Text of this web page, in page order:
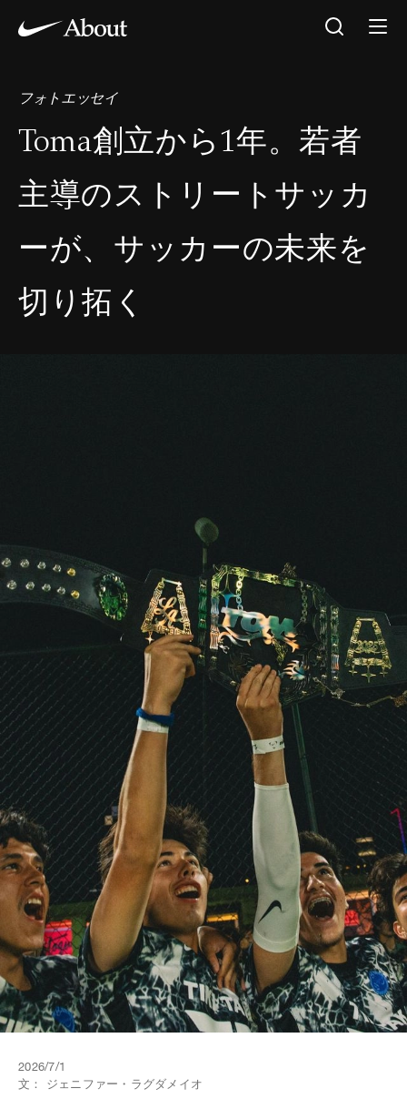
フォトエッセイ
Toma創立から1年。若者
主導のストリートサッカ
ーが、サッカーの未来を
切り拓く
2026/7/1
文： ジェニファー・ラグダメイオ